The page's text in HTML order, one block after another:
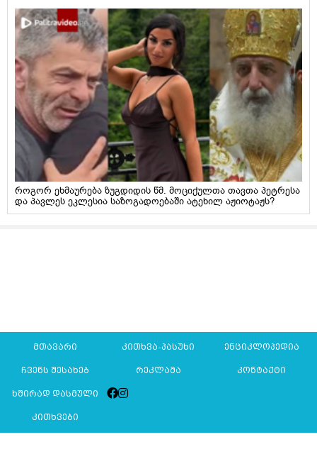
როგორ ეხმაურება ზუგდიდის წმ. მოციქულთა თავთა პეტრესა
და პავლეს ეკლესია საზოგადოებაში ატეხილ აჟიოტაჟს?
მთავარი კითხვა-პასუხი ენციკლოპედია
ჩვენს შესახებ რეკლამა კონტაქტი
ხშირად დასმული
კითხვები